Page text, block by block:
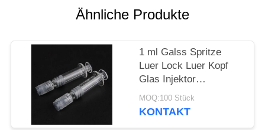
Ähnliche Produkte
1 ml Galss Spritze
Luer Lock Luer Kopf
Glas Injektor
Transparent mit
Messzeichen
MOQ:100 Stück
KONTAKT